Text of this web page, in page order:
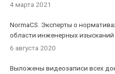
4 марта 2021
NormaCS. Эксперты о
области инженерных изысканий
6 августа 2020
Выложены видеозаписи всех